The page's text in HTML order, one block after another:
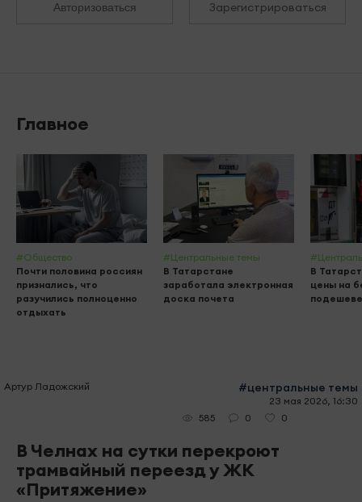
Авторизоваться Зарегистрироваться
Главное
#Общество
Почти половина россиян
признались, что
разучились полноценно
отдыхать
#Центральные темы
В Татарстане
заработала электронная
доска почета
В
цены на
Артур Ладожский #центральные темы
23 мая 2026, 16:30
585
0 0
В Челнах на сутки перекроют
трамвайный переезд у ЖК
«Притяжение»